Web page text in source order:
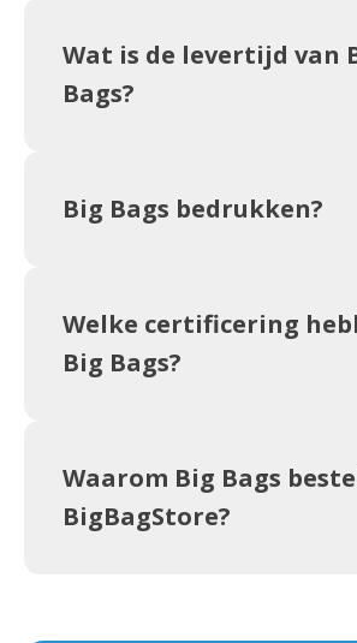
Wat is de levertijd van
Bags?
Big Bags bedrukken?
Welke certificering
Big Bags?
Waarom Big Bags
BigBagStore?